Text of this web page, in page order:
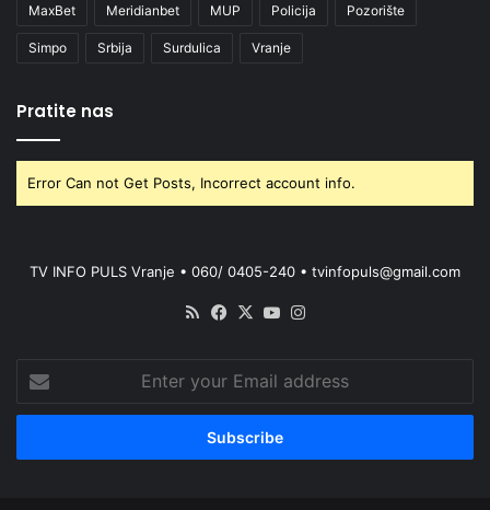
MaxBet Meridianbet MUP Policija Pozorište
Simpo Srbija Surdulica Vranje
Pratite nas
Error Can not Get Posts, Incorrect account info.
TV INFO PULS Vranje • 060/ 0405-240 • tvinfopuls@gmail.com
RSS Facebook
X YouTube
your
Email